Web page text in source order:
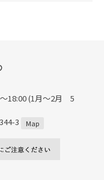
18:00 (1月〜2月 5
3
Map